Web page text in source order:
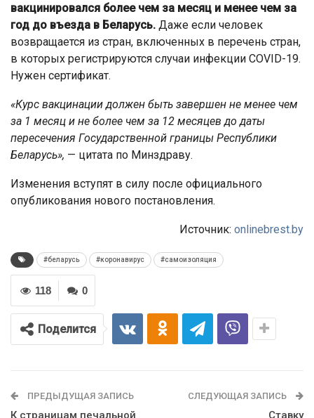
вакцинировался более чем за месяц и менее чем за
год до въезда в Беларусь. Даже если человек
возвращается из стран, включенных в перечень стран,
в которых регистрируются случаи инфекции COVID-19.
Нужен сертификат.
«Курс вакцинации должен быть завершен не менее чем
за 1 месяц и не более чем за 12 месяцев до даты
пересечения Государственной границы Республики
Беларусь», — цитата по Минздраву.
Изменения вступят в силу после официального
опубликования нового постановления.
Источник: onlinebrest.by
#беларусь #коронавирус #самоизоляция
0
118
Поделится
ПРЕДЫДУЩАЯ ЗАПИСЬ
К страницам печальной
СЛЕДУЮЩАЯ ЗАПИСЬ
Ставку